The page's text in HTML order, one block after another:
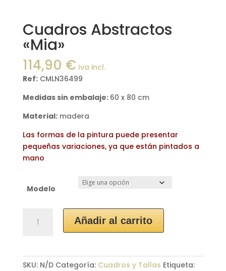
Cuadros Abstractos
«Mia»
114,90 € Iva incl.
Ref:CMLN36499
Medidas sin embalaje: 60 x 80 cm
Material:madera
Las formas de la pintura puede presentar
pequeñas variaciones, ya que están pintados a
mano
Modelo
Abstractos
Añadir al carrito
SKU: N/D Categoría: Cuadros y Tallas Etiqueta: